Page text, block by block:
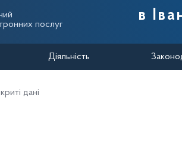
послуг
в
Діяльність
дані